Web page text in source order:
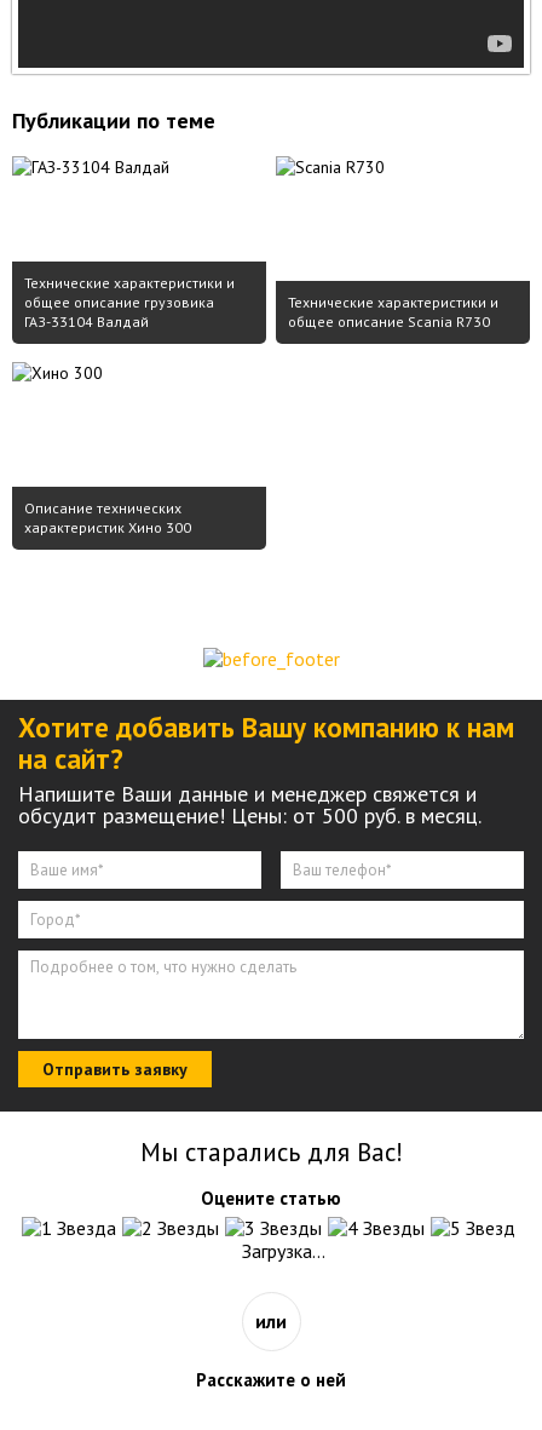
Публикации по теме
Технические характеристики и
общее описание грузовика
ГАЗ-33104 Валдай
Технические характеристики и
общее описание Scania R730
Описание технических
характеристик Хино 300
Хотите добавить Вашу компанию к нам
на сайт?
Напишите Ваши данные и менеджер свяжется и
обсудит размещение! Цены: от 500 руб. в месяц.
Отправить заявку
Мы старались для Вас!
Оцените статью
Загрузка...
или
Расскажите о ней